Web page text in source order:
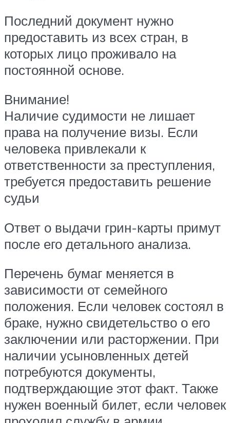
Последний документ нужно
предоставить из всех стран, в
которых лицо проживало на
постоянной основе.
Внимание!
Наличие судимости не лишает
права на получение визы. Если
человека привлекали к
ответственности за преступления,
требуется предоставить решение
судьи
Ответ о выдачи грин-карты примут
после его детального анализа.
Перечень бумаг меняется в
зависимости от семейного
положения. Если человек состоял в
браке, нужно свидетельство о его
заключении или расторжении. При
наличии усыновленных детей
потребуются документы,
подтверждающие этот факт. Также
нужен военный билет, если человек